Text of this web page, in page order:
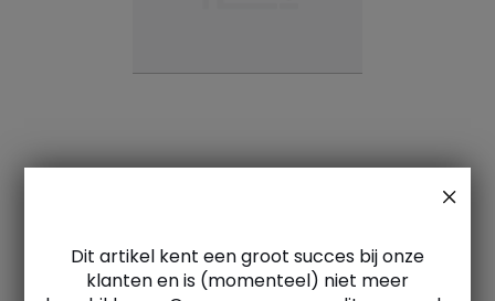
Dit artikel kent een groot succes bij onze
klanten en is (momenteel) niet meer